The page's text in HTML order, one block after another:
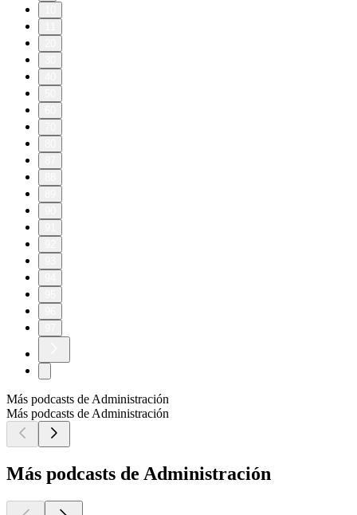
Más podcasts de Administración
Más podcasts de Administración
Más podcasts de Administración